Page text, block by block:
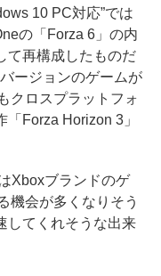
10 PC対応”では
の「Forza 6」の内
て再構成したものだ
ージョンのゲームが
クロスプラットフォ
Forza Horizon 3」
Xboxブランドのゲ
機会が多くなりそう
してくれそうな出来